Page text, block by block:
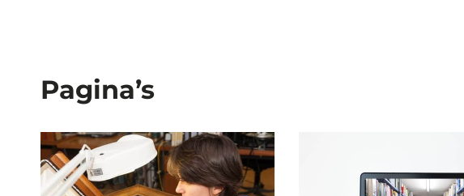
Pagina’s